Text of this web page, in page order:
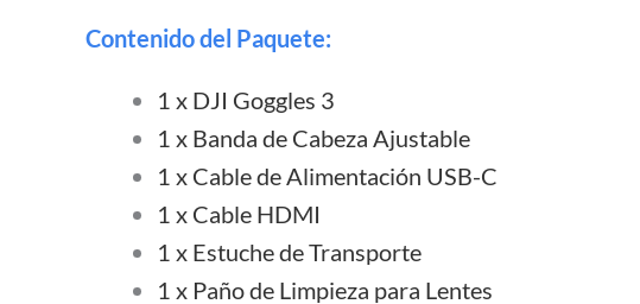
Contenido del Paquete:
1 x DJI Goggles 3
1 x Banda de Cabeza Ajustable
1 x Cable de Alimentación USB-C
1 x Cable HDMI
1 x Estuche de Transporte
1 x Paño de Limpieza para Lentes